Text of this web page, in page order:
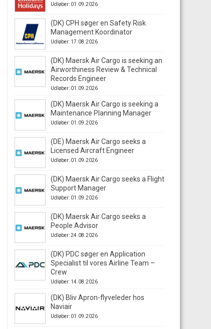
Udløber: 01.09.2026
(DK) CPH søger en Safety Risk
Management Koordinator
Udløber: 17.08.2026
(DK) Maersk Air Cargo is seeking an
Airworthiness Review & Technical
Records Engineer
Udløber: 01.09.2026
(DK) Maersk Air Cargo is seeking a
Maintenance Planning Manager
Udløber: 01.09.2026
(DE) Maersk Air Cargo seeks a
Licensed Aircraft Engineer
Udløber: 01.09.2026
(DK) Maersk Air Cargo seeks a Flight
Support Manager
Udløber: 01.09.2026
(DK) Maersk Air Cargo seeks a
People Advisor
Udløber: 24.08.2026
(DK) PDC søger en Application
Specialist til vores Airline Team –
Crew
Udløber: 14.08.2026
(DK) Bliv Apron-flyveleder hos
Naviair
Udløber: 01.09.2026